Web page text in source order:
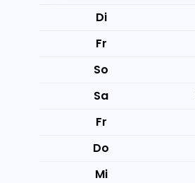
Di
Fr
So
Sa
Fr
Do
Mi